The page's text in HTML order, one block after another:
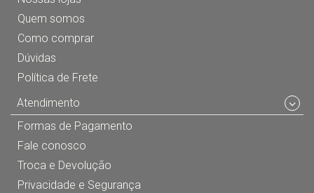
Quem somos
Como comprar
Dúvidas
Política de Frete
Atendimento
Formas de Pagamento
Fale conosco
Troca e Devolução
Privacidade e Segurança